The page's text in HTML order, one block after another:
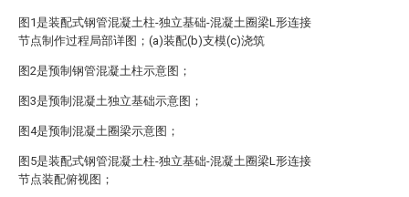
图1是装配式钢管混凝土柱-独立基础-混凝土圈梁L形连接
节点制作过程局部详图；(a)装配(b)支模(c)浇筑
图2是预制钢管混凝土柱示意图；
图3是预制混凝土独立基础示意图；
图4是预制混凝土圈梁示意图；
图5是装配式钢管混凝土柱-独立基础-混凝土圈梁L形连接
节点装配俯视图；